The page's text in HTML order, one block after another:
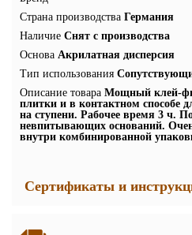
Страна производства Германия
Наличие Снят с производства
Основа Акрилатная дисперсия
Тип использования
Описание товара Мощный клей-
плитки и в контактном
на ступени. Рабочее время 3 ч.
невпитывающих оснований.
внутри комбинированной
Сертификаты и